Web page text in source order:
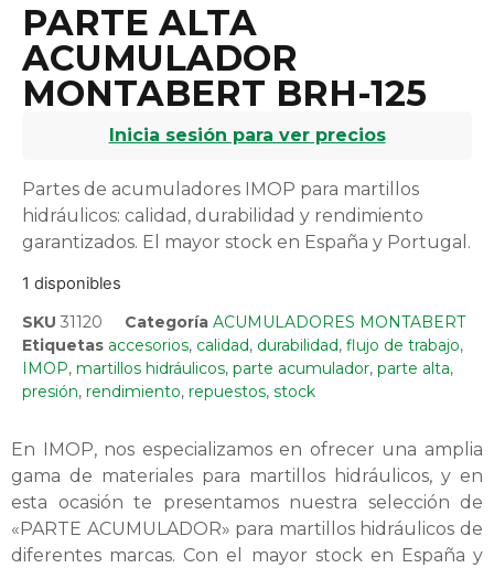
PARTE ALTA
ACUMULADOR
MONTABERT BRH-125
Inicia sesión para ver precios
Partes de acumuladores IMOP para martillos
hidráulicos: calidad, durabilidad y rendimiento
garantizados. El mayor stock en España y Portugal.
1 disponibles
SKU 31120 Categoría ACUMULADORES MONTABERT
Etiquetas accesorios, calidad, durabilidad, flujo de trabajo,
IMOP, martillos hidráulicos, parte acumulador, parte alta,
presión, rendimiento, repuestos, stock
En IMOP, nos especializamos en ofrecer una amplia
gama de materiales para martillos hidráulicos, y en
esta ocasión te presentamos nuestra selección de
«PARTE ACUMULADOR» para martillos hidráulicos de
diferentes marcas. Con el mayor stock en España y